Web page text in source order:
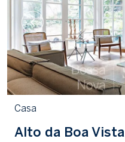
Casa
Alto da Boa Vista